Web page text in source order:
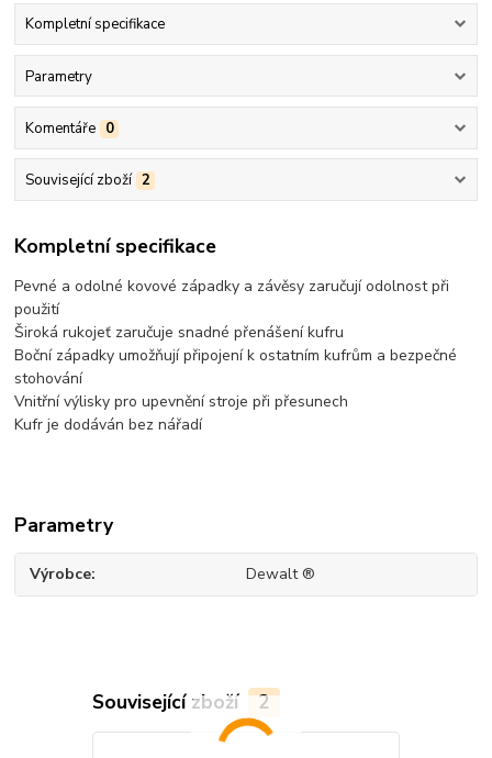
Kompletní specifikace
Parametry
Komentáře 0
Související zboží 2
Kompletní specifikace
Pevné a odolné kovové západky a závěsy zaručují odolnost při
použití
Široká rukojeť zaručuje snadné přenášení kufru
Boční západky umožňují připojení k ostatním kufrům a bezpečné
stohování
Vnitřní výlisky pro upevnění stroje při přesunech
Kufr je dodáván bez nářadí
Parametry
Výrobce Dewalt ®
Související zboží 2